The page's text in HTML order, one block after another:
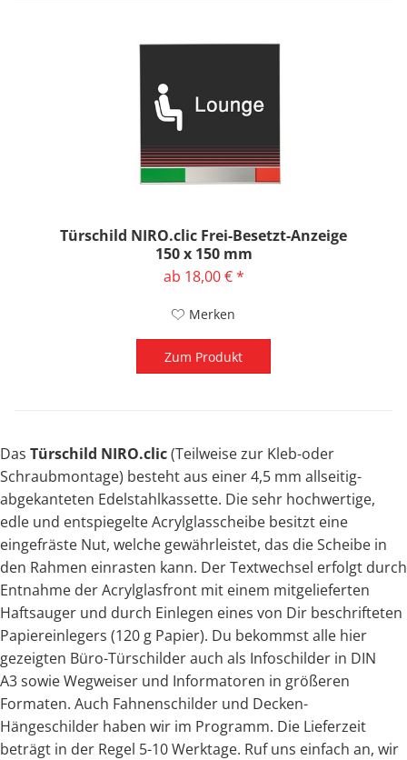
Türschild NIRO.clic Frei-Besetzt-Anzeige
150 x 150 mm
ab 18,00 € *
Merken
Zum Produkt
Das Türschild NIRO.clic(Teilweise zur Kleb-oder
Schraubmontage) besteht aus einer 4,5 mm allseitig-
abgekanteten Edelstahlkassette. Die sehr hochwertige,
edle und entspiegelte Acrylglasscheibe besitzt eine
eingefräste Nut, welche gewährleistet, das die Scheibe in
den Rahmen einrasten kann. Der Textwechsel erfolgt durch
Entnahme der Acrylglasfront mit einem mitgelieferten
Haftsauger und durch Einlegen eines von Dir beschrifteten
Papiereinlegers (120 g Papier). Du bekommst alle hier
gezeigten Büro-Türschilder auch als Infoschilder in DIN
A3 sowie Wegweiser und Informatoren in größeren
Formaten. Auch Fahnenschilder und Decken-
Hängeschilder haben wir im Programm. Die Lieferzeit
beträgt in der Regel 5-10 Werktage. Ruf uns einfach an, wir